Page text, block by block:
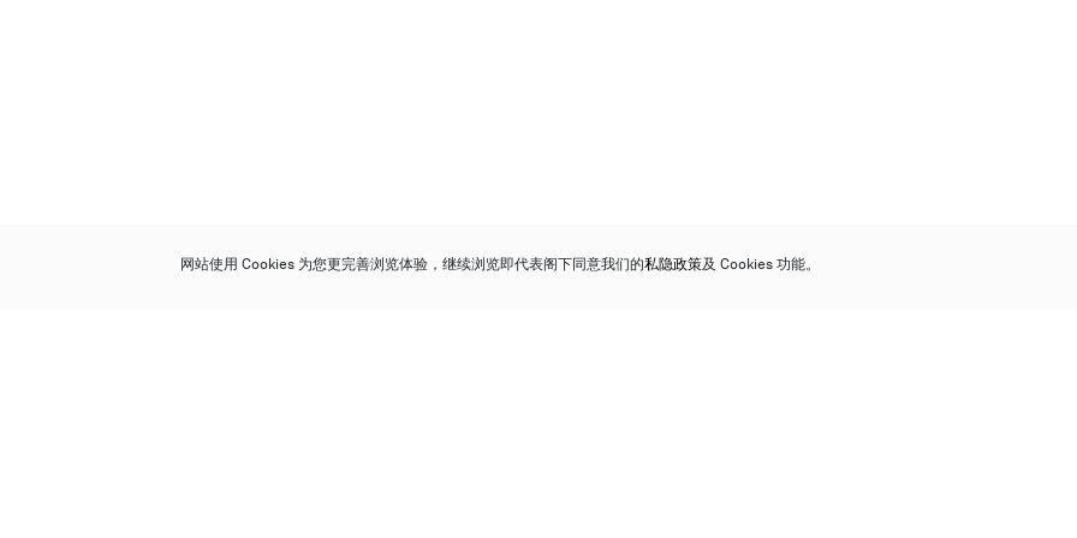
网站使用 Cookies 为您更完善浏览体验，继续浏览即代表阁下同意我们的私隐政策及 Cookies 功能。